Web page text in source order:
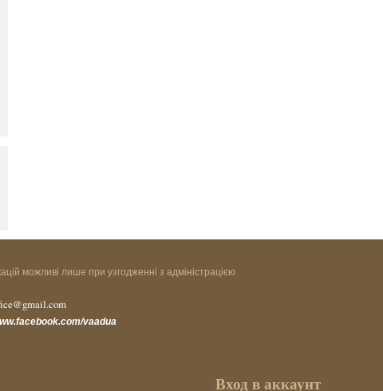
можливі лише при узгодженні з адміністрацією
vaadua
Вход в аккаунт